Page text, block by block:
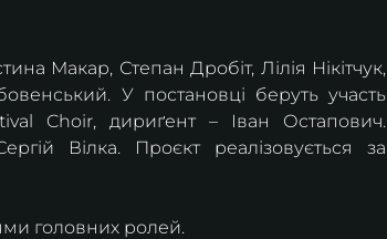
Макар, Степан Дробіт, Лілія Нікітчук,
У постановці беруть участь
Choir, дириґент – Іван Остапович.
Вілка. Проєкт реалізовується за
головних ролей.